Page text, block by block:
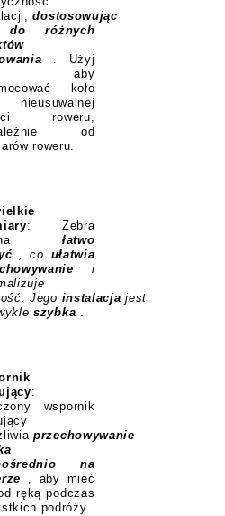
dostosowując
różnych
. Użyj
aby
koło
roweru,
od
roweru.
: Zebra
łatwo
, co ułatwia
i
Jego instalacja jest
szybka .
:
wspornik
przechowywanie
na
, aby mieć
ręką podczas
podróży.